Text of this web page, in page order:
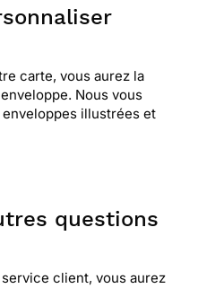
carte, vous aurez la
Nous vous
illustrées et
questions
client, vous aurez